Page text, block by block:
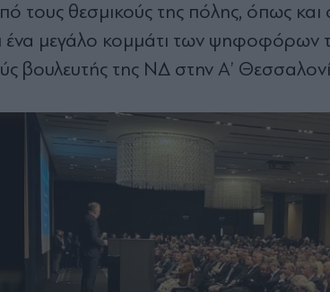
θεσμικούς της πόλης, όπως και
ένα μεγάλο κομμάτι των
βουλευτής της ΝΔ στην Α’